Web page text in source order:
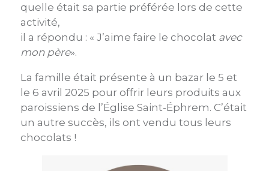
quelle était sa partie préférée lors de cette
activité,
il a répondu : « J’aime faire le chocolat avec
mon père».
La famille était présente à un bazar le 5 et
le 6 avril 2025 pour offrir leurs produits aux
paroissiens de l’Église Saint-Éphrem. C’était
un autre succès, ils ont vendu tous leurs
chocolats !